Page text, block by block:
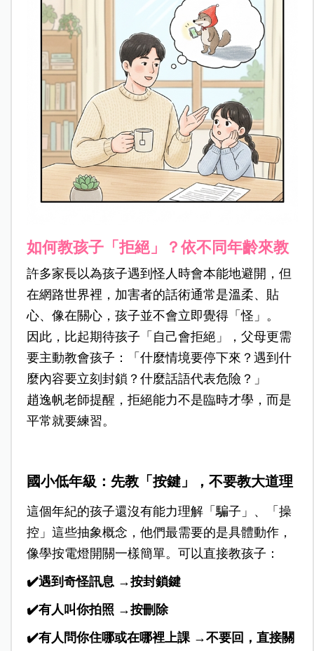
如何教孩子「拒絕」？依不同年齡來教
許多家長以為孩子遇到怪人時會本能地避開，但
在網路世界裡，加害者的話術通常是溫柔、貼
心、像在關心，孩子並不會立即覺得「怪」。
因此，比起期待孩子「自己會拒絕」，父母更需
要主動教會孩子：「什麼情境要停下來？遇到什
麼內容要立刻封鎖？什麼話語代表危險？」
趙逸帆老師提醒，拒絕能力不是臨時才學，而是
平常就要練習。
國小低年級：先教「按鍵」，不要教大道理
這個年紀的孩子還沒有能力理解「騙子」、「操
控」這些抽象概念，他們最需要的是具體動作，
像學按電燈開關一樣簡單。可以直接教孩子：
✔️遇到奇怪訊息 →按封鎖鍵
✔️有人叫你拍照 →按刪除
✔️有人問你住哪或在哪裡上課 →不要回，直接關